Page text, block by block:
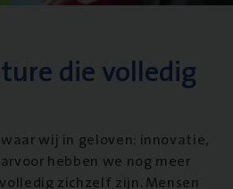
die volledig
wij in geloven: innovatie,
hebben we nog meer
zichzelf zijn. Mensen